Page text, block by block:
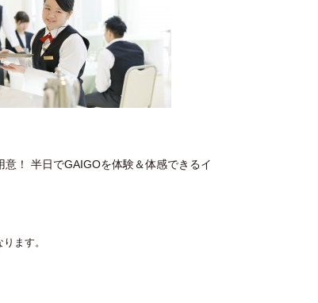
！ 半日でGAIGOを体験＆体感できるイ
ます。